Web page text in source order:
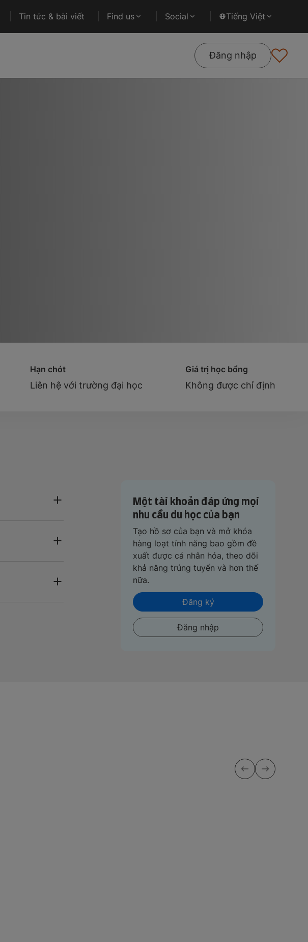
Tin tức & bài viết Find us Social Tiếng Việt
Đăng nhập
Hạn chót
Liên hệ với trường đại học
Giá trị học bổng
Không được chỉ định
Một tài khoản đáp ứng mọi
nhu cầu du học của bạn
Tạo hồ sơ của bạn và mở khóa
hàng loạt tính năng bao gồm đề
xuất được cá nhân hóa, theo dõi
khả năng trúng tuyển và hơn thế
nữa.
Đăng ký
Đăng nhập